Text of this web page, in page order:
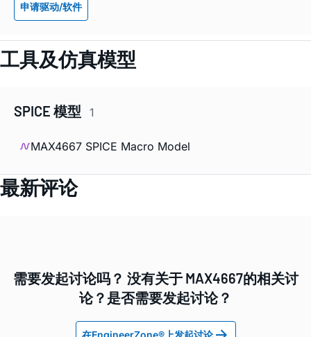
申请驱动/软件
工具及仿真模型
SPICE 模型 1
MAX4667 SPICE Macro Model
最新评论
需要发起讨论吗？ 没有关于 MAX4667的相关讨
论？是否需要发起讨论？
在EngineerZone®上发起讨论